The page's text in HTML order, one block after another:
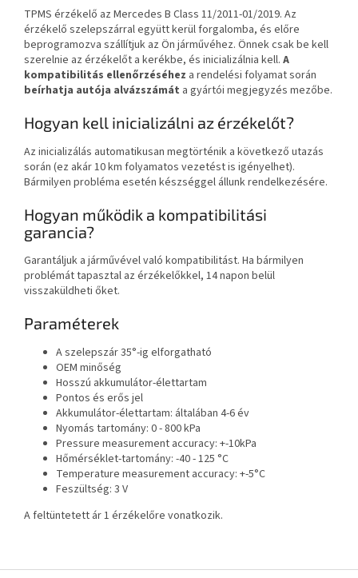
TPMS érzékelő az Mercedes B Class 11/2011-01/2019. Az
érzékelő szelepszárral együtt kerül forgalomba, és előre
beprogramozva szállítjuk az Ön járművéhez. Önnek csak be kell
szerelnie az érzékelőt a kerékbe, és inicializálnia kell. A
kompatibilitás ellenőrzéséhez a rendelési folyamat során
beírhatja autója alvázszámát a gyártói megjegyzés mezőbe.
Hogyan kell inicializálni az érzékelőt?
Az inicializálás automatikusan megtörténik a következő utazás
során (ez akár 10 km folyamatos vezetést is igényelhet).
Bármilyen probléma esetén készséggel állunk rendelkezésére.
Hogyan működik a kompatibilitási
garancia?
Garantáljuk a járművével való kompatibilitást. Ha bármilyen
problémát tapasztal az érzékelőkkel, 14 napon belül
visszaküldheti őket.
Paraméterek
A szelepszár 35°-ig elforgatható
OEM minőség
Hosszú akkumulátor-élettartam
Pontos és erős jel
Akkumulátor-élettartam: általában 4-6 év
Nyomás tartomány: 0 - 800 kPa
Pressure measurement accuracy: +-10kPa
Hőmérséklet-tartomány: -40 - 125 °C
Temperature measurement accuracy: +-5°C
Feszültség: 3 V
A feltüntetett ár 1 érzékelőre vonatkozik.